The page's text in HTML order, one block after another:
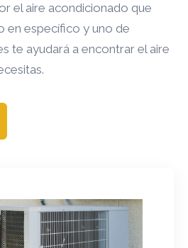
el aire acondicionado que
en específico y uno de
te ayudará a encontrar el aire